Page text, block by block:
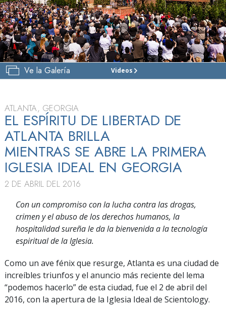
Ve la Galería Videos
IGLESIA
GRAN
ATLANTA, GEORGIA
EL ESPÍRITU DE LIBERTAD DE
ATLANTA BRILLA
MIENTRAS SE ABRE LA PRIMERA
IGLESIA IDEAL EN GEORGIA
2 DE ABRIL DEL 2016
Con un compromiso con la lucha contra las drogas,
crimen y el abuso de los derechos humanos, la
hospitalidad sureña le da la bienvenida a la tecnología
espiritual de la Iglesia.
Como un ave fénix que resurge, Atlanta es una ciudad de
increíbles triunfos y el anuncio más reciente del lema
“podemos hacerlo” de esta ciudad, fue el 2 de abril del
2016, con la apertura de la Iglesia Ideal de Scientology.